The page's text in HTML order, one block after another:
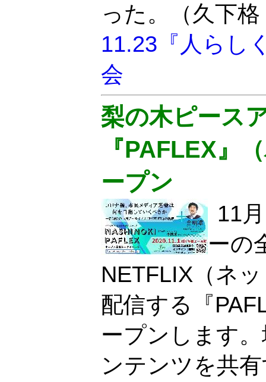
った。（久下
11.23『人らし
会
梨の木ピース
『PAFLEX』
ープン
11
ーの
NETFLIX（ネ
配信する『
ープンします
ンテンツを共